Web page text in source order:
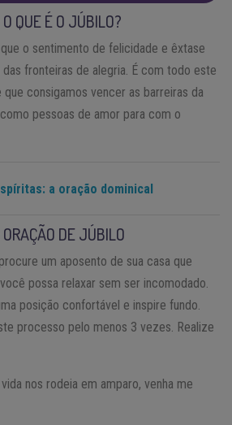
QUE É O JÚBILO?
o sentimento de felicidade e êxtase
fronteiras de alegria. É com todo este
que consigamos vencer as barreiras da
pessoas de amor para com o
a oração dominical
DE JÚBILO
um aposento de sua casa que
possa relaxar sem ser incomodado.
posição confortável e inspire fundo.
processo pelo menos 3 vezes. Realize
nos rodeia em amparo, venha me